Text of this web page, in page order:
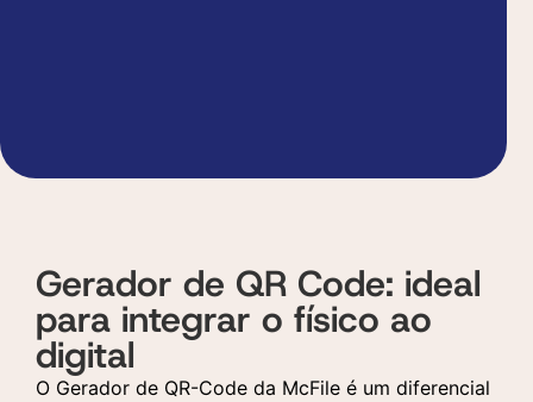
Gerador de QR Code: ideal
para integrar o físico ao
digital
O Gerador de QR-Code da McFile é um diferencial